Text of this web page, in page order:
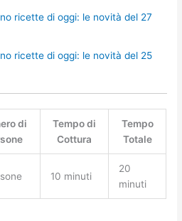
ricette di oggi: le novità del 27
ricette di oggi: le novità del 25
di
Tempo di
Cottura
Tempo
Totale
10 minuti
20
minuti